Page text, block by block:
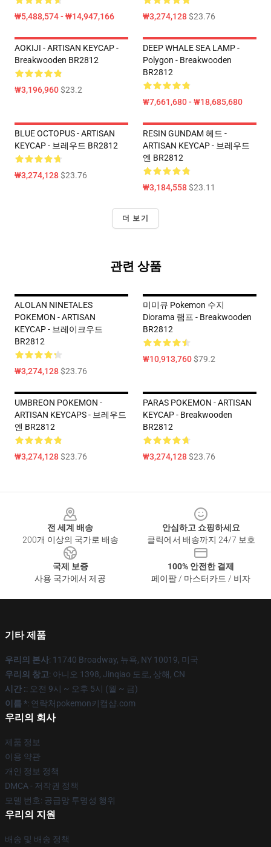
₩5,488,574 - ₩14,947,166 ₩3,274,128$23.76
AOKIJI - ARTISAN KEYCAP -
Breakwooden BR2812
₩3,196,960$23.2
DEEP WHALE SEA LAMP -
Polygon - Breakwooden
BR2812
₩7,661,680 - ₩18,685,680
BLUE OCTOPUS - ARTISAN
KEYCAP - 브레우드 BR2812
₩3,274,128$23.76
RESIN GUNDAM 헤드 -
ARTISAN KEYCAP - 브레우드
엔 BR2812
₩3,184,558$23.11
더 보기
관련 상품
ALOLAN NINETALES
POKEMON - ARTISAN
KEYCAP - 브레이크우드
BR2812
₩3,274,128$23.76
미미큐 Pokemon 수지
Diorama 램프 - Breakwooden
BR2812
₩10,913,760$79.2
UMBREON POKEMON -
ARTISAN KEYCAPS - 브레우드
엔 BR2812
₩3,274,128$23.76
PARAS POKEMON - ARTISAN
KEYCAP - Breakwooden
BR2812
₩3,274,128$23.76
전 세계 배송
200개 이상의 국가로 배송
안심하고 쇼핑하세요
클릭에서 배송까지 24/7 보호
국제 보증
사용 국가에서 제공
100% 안전한 결제
페이팔 / 마스터카드 / 비자
기타 제품
우리의 본사: 11740 Broadway, 뉴욕, NY 10019, 미국
우리의 창고: 아니오 1398, Jinqiao 도로, 상해, CN
시간 :: 오전 9시 ~ 오후 5시 (월 ~ 금)
이름 *: 연락처pokemon키캡샵.com
우리의 회사
제품 정보
이용 약관
개인 정보 정책
DMCA - 저작권 정책
모델 번호: 공급망 투명성 행위
우리의 지원
배송 및 배송 정책